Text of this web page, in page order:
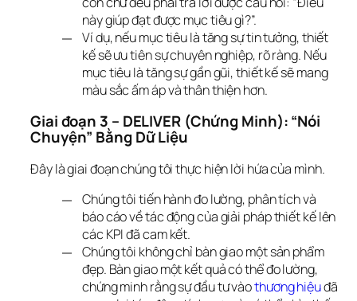
này giúp đạt được mục tiêu gì?”.
Ví dụ, nếu mục tiêu là tăng sự tin tưởng, thiết
kế sẽ ưu tiên sự chuyên nghiệp, rõ ràng. Nếu
mục tiêu là tăng sự gần gũi, thiết kế sẽ mang
màu sắc ấm áp và thân thiện hơn.
Giai đoạn 3 – DELIVER (Chứng Minh): “Nói
Chuyện” Bằng Dữ Liệu
Đây là giai đoạn chúng tôi thực hiện lời hứa của mình.
Chúng tôi tiến hành đo lường, phân tích và
báo cáo về tác động của giải pháp thiết kế lên
các KPI đã cam kết.
Chúng tôi không chỉ bàn giao một sản phẩm
đẹp. Bàn giao một kết quả có thể đo lường,
chứng minh rằng sự đầu tư vàothương hiệuđã